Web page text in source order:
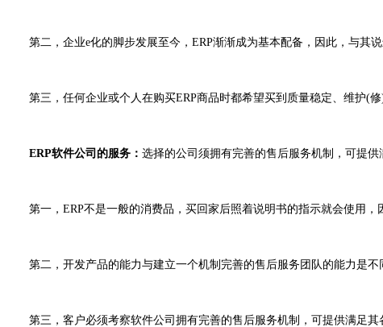
第二，企业e化的脚步发展至今，ERP渐渐成为基本配备，因此，与其说
第三，任何企业或个人在购买ERP商品时都希望买到质量稳定、维护(修)
ERP软件公司的服务： 选择的公司须拥有完善的售后服务机制，可提供
第一，ERP不是一般的消费品，买回家后照着说明书的指示就会使用，
第二，开发产品的能力与建立一个机制完善的售后服务团队的能力是不
第三，客户必须考察软件公司拥有完善的售后服务机制，可提供满足其